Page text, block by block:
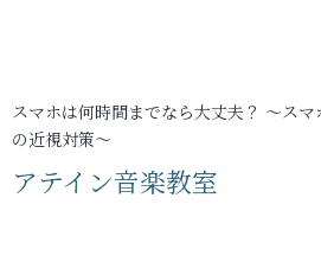
スマホは何時間までなら大丈夫？ ～ス
の近視対策～
アテイン音楽教室